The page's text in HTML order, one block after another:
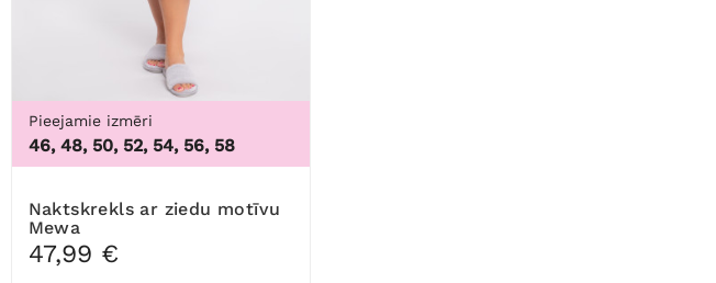
Pieejamie izmēri
46, 48, 50, 52, 54, 56, 58
Naktskrekls ar ziedu motīvu
Mewa
47,99 €